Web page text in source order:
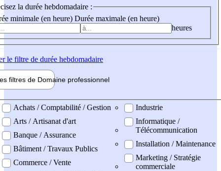
la durée hebdomadaire :
minimale (en heure) Durée maximale (en heure)
heures
le filtre de durée hebdomadaire
filtres de Domaine professionnel
professionel
Achats / Comptabilité / Gestion
Arts / Artisanat d'art
Banque / Assurance
Bâtiment / Travaux Publics
Commerce / Vente
Industrie
Informatique /
Télécommunication
Installation / Maintenance
Marketing / Stratégie
commerciale